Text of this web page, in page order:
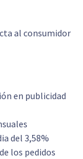
al consumidor
en publicidad
del 3,58%
los pedidos